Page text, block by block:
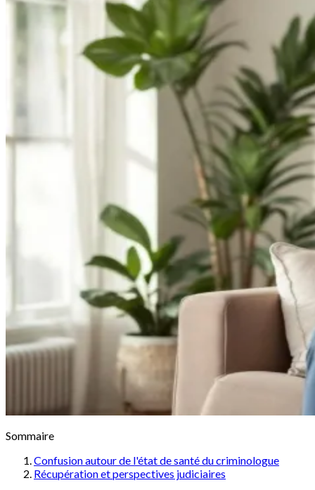
Sommaire
Confusion autour de l'état de santé du criminologue
Récupération et perspectives judiciaires